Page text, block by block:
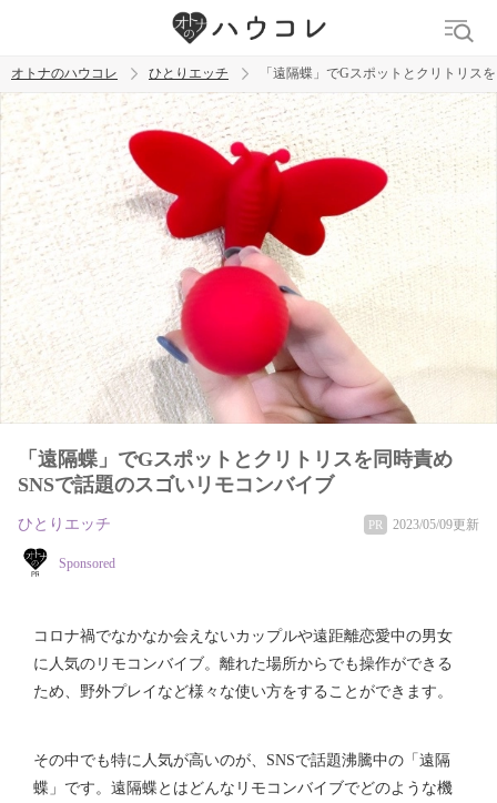
トレンド ワード
ラブグッズ クリトリス
オトナのハウコレ ひとりエッチ 「遠隔蝶」でGスポットとクリトリ
「遠隔蝶」でGスポットとクリトリスを同時責め
SNSで話題のスゴいリモコンバイブ
ひとりエッチ PR 2023/05/09更新
Sponsored
コロナ禍でなかなか会えないカップルや遠距離恋愛中の男女
に人気のリモコンバイブ。離れた場所からでも操作ができる
ため、野外プレイなど様々な使い方をすることができます。
その中でも特に人気が高いのが、SNSで話題沸騰中の「遠隔
蝶」です。遠隔蝶とはどんなリモコンバイブでどのような機